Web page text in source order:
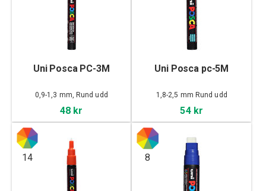
Uni Posca PC-3M
0,9-1,3 mm, Rund udd
48 kr
Uni Posca pc-5M
1,8-2,5 mm Rund udd
54 kr
14 8